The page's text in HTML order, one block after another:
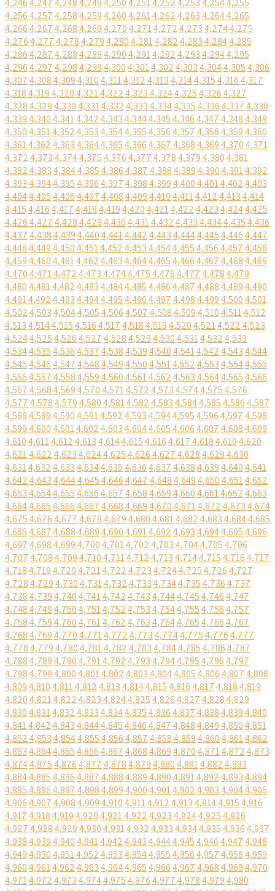
4,2464,2474,2484,2494,2504,2514,2524,2534,2544,255
4,2564,2574,2584,2594,2604,2614,2624,2634,2644,265
4,2664,2674,2684,2694,2704,2714,2724,2734,2744,275
4,2764,2774,2784,2794,2804,2814,2824,2834,2844,285
4,2864,2874,2884,2894,2904,2914,2924,2934,2944,295
4,2964,2974,2984,2994,3004,3014,3024,3034,3044,3054,306
4,3074,3084,3094,3104,3114,3124,3134,3144,3154,3164,317
4,3184,3194,3204,3214,3224,3234,3244,3254,3264,327
4,3284,3294,3304,3314,3324,3334,3344,3354,3364,3374,338
4,3394,3404,3414,3424,3434,3444,3454,3464,3474,3484,349
4,3504,3514,3524,3534,3544,3554,3564,3574,3584,3594,360
4,3614,3624,3634,3644,3654,3664,3674,3684,3694,3704,371
4,3724,3734,3744,3754,3764,3774,3784,3794,3804,381
4,3824,3834,3844,3854,3864,3874,3884,3894,3904,3914,392
4,3934,3944,3954,3964,3974,3984,3994,4004,4014,4024,403
4,4044,4054,4064,4074,4084,4094,4104,4114,4124,4134,414
4,4154,4164,4174,4184,4194,4204,4214,4224,4234,4244,425
4,4264,4274,4284,4294,4304,4314,4324,4334,4344,4354,436
4,4374,4384,4394,4404,4414,4424,4434,4444,4454,4464,447
4,4484,4494,4504,4514,4524,4534,4544,4554,4564,4574,458
4,4594,4604,4614,4624,4634,4644,4654,4664,4674,4684,469
4,4704,4714,4724,4734,4744,4754,4764,4774,4784,479
4,4804,4814,4824,4834,4844,4854,4864,4874,4884,4894,490
4,4914,4924,4934,4944,4954,4964,4974,4984,4994,5004,501
4,5024,5034,5044,5054,5064,5074,5084,5094,5104,5114,512
4,5134,5144,5154,5164,5174,5184,5194,5204,5214,5224,523
4,5244,5254,5264,5274,5284,5294,5304,5314,5324,533
4,5344,5354,5364,5374,5384,5394,5404,5414,5424,5434,544
4,5454,5464,5474,5484,5494,5504,5514,5524,5534,5544,555
4,5564,5574,5584,5594,5604,5614,5624,5634,5644,5654,566
4,5674,5684,5694,5704,5714,5724,5734,5744,5754,576
4,5774,5784,5794,5804,5814,5824,5834,5844,5854,5864,587
4,5884,5894,5904,5914,5924,5934,5944,5954,5964,5974,598
4,5994,6004,6014,6024,6034,6044,6054,6064,6074,6084,609
4,6104,6114,6124,6134,6144,6154,6164,6174,6184,6194,620
4,6214,6224,6234,6244,6254,6264,6274,6284,6294,630
4,6314,6324,6334,6344,6354,6364,6374,6384,6394,6404,641
4,6424,6434,6444,6454,6464,6474,6484,6494,6504,6514,652
4,6534,6544,6554,6564,6574,6584,6594,6604,6614,6624,663
4,6644,6654,6664,6674,6684,6694,6704,6714,6724,6734,674
4,6754,6764,6774,6784,6794,6804,6814,6824,6834,6844,685
4,6864,6874,6884,6894,6904,6914,6924,6934,6944,6954,696
4,6974,6984,6994,7004,7014,7024,7034,7044,7054,706
4,7074,7084,7094,7104,7114,7124,7134,7144,7154,7164,717
4,7184,7194,7204,7214,7224,7234,7244,7254,7264,727
4,7284,7294,7304,7314,7324,7334,7344,7354,7364,737
4,7384,7394,7404,7414,7424,7434,7444,7454,7464,747
4,7484,7494,7504,7514,7524,7534,7544,7554,7564,757
4,7584,7594,7604,7614,7624,7634,7644,7654,7664,767
4,7684,7694,7704,7714,7724,7734,7744,7754,7764,777
4,7784,7794,7804,7814,7824,7834,7844,7854,7864,787
4,7884,7894,7904,7914,7924,7934,7944,7954,7964,797
4,7984,7994,8004,8014,8024,8034,8044,8054,8064,8074,808
4,8094,8104,8114,8124,8134,8144,8154,8164,8174,8184,819
4,8204,8214,8224,8234,8244,8254,8264,8274,8284,829
4,8304,8314,8324,8334,8344,8354,8364,8374,8384,8394,840
4,8414,8424,8434,8444,8454,8464,8474,8484,8494,8504,851
4,8524,8534,8544,8554,8564,8574,8584,8594,8604,8614,862
4,8634,8644,8654,8664,8674,8684,8694,8704,8714,8724,873
4,8744,8754,8764,8774,8784,8794,8804,8814,8824,883
4,8844,8854,8864,8874,8884,8894,8904,8914,8924,8934,894
4,8954,8964,8974,8984,8994,9004,9014,9024,9034,9044,905
4,9064,9074,9084,9094,9104,9114,9124,9134,9144,9154,916
4,9174,9184,9194,9204,9214,9224,9234,9244,9254,926
4,9274,9284,9294,9304,9314,9324,9334,9344,9354,9364,937
4,9384,9394,9404,9414,9424,9434,9444,9454,9464,9474,948
4,9494,9504,9514,9524,9534,9544,9554,9564,9574,9584,959
4,9604,9614,9624,9634,9644,9654,9664,9674,9684,9694,970
4,9714,9724,9734,9744,9754,9764,9774,9784,9794,980